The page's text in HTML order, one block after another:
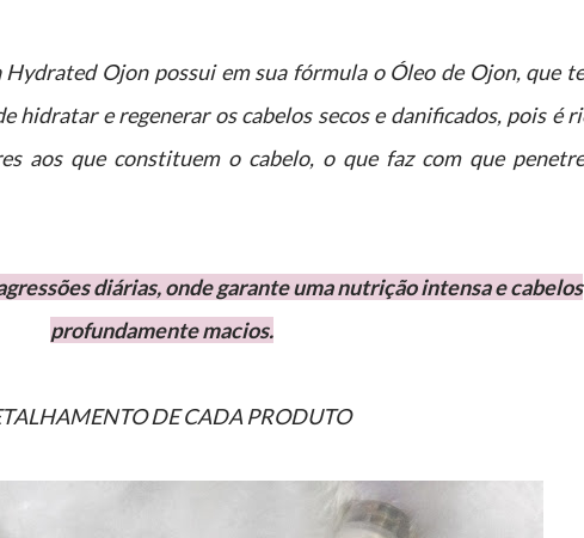
Ojon possui em sua fórmula o Óleo de Ojon, que
hidratar e regenerar os cabelos secos e danificados, pois é
aos que constituem o cabelo, o que faz com que
profundamente macios.
DE CADA PRODUTO